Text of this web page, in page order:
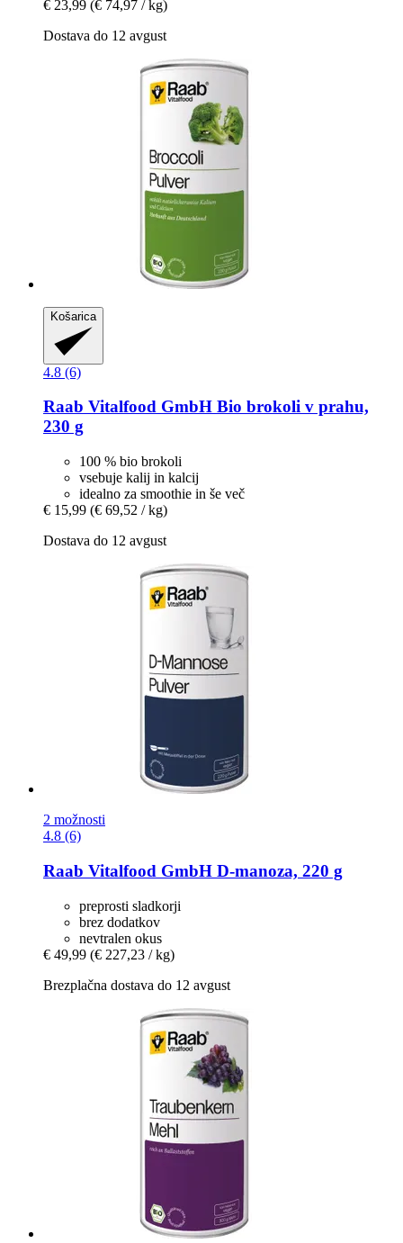
€ 23,99 (€ 74,97 / kg)
Dostava do 12 avgust
Košarica
4.8 (6)
Raab Vitalfood GmbH Bio brokoli v prahu,
230 g
100 % bio brokoli
vsebuje kalij in kalcij
idealno za smoothie in še več
€ 15,99 (€ 69,52 / kg)
Dostava do 12 avgust
2 možnosti
4.8 (6)
Raab Vitalfood GmbH D-​manoza, 220 g
preprosti sladkorji
brez dodatkov
nevtralen okus
€ 49,99 (€ 227,23 / kg)
Brezplačna dostava do 12 avgust